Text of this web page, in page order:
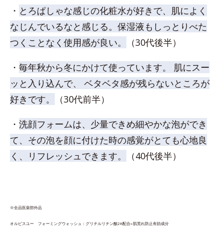
・ とろぱしゃな感じの化粧水が好きで、肌によく
なじんでいるなと感じる。保湿液もしっとりべた
つくことなく使用感が良い。
（30代後半）
・ 毎年秋から冬にかけて使っています。 肌にスー
ッと入り込んで、 ベタベタ感が残らないところが
好きです。
（30代前半）
・ 洗顔フォームは、少量できめ細やかな泡ができ
て、その泡を顔に付けた時の感覚がとても心地良
く、リフレッシュできます。
（40代後半）
※全品医薬部外品
オルビスユー フォーミングウォッシュ：グリチルリチン酸2K配合=肌荒れ防止有効成分